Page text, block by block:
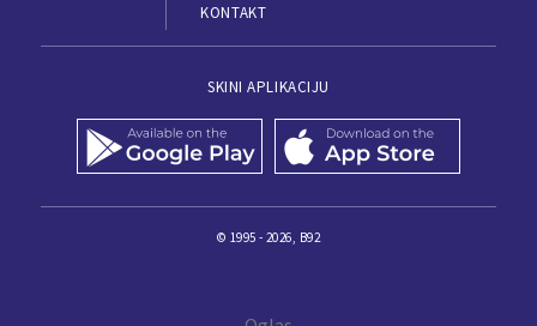
KONTAKT
SKINI APLIKACIJU
© 1995 - 2026, B92